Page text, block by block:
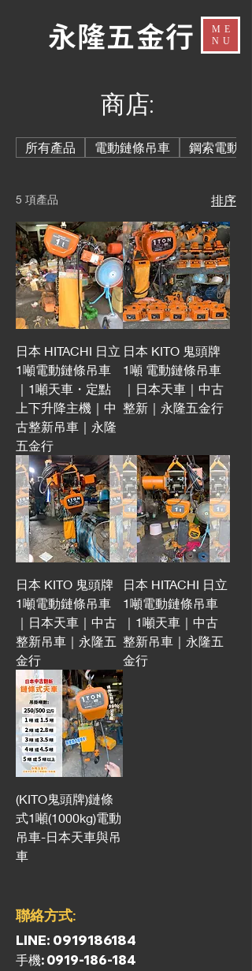
​永隆五金行​
ME
NU
​商店:
所有產品 電動鏈條吊車 鋼索電動吊
5 項產品 排序
日本 HITACHI 日立
1噸電動鏈條吊車
｜1噸天車・定點
上下升降主機｜中
古整新吊車｜永隆
五金行
日本 KITO 鬼頭牌
1噸 電動鏈條吊車
｜日本天車｜中古
整新｜永隆五金行
日本 KITO 鬼頭牌
1噸電動鏈條吊車
｜日本天車｜中古
整新吊車｜永隆五
金行
日本 HITACHI 日立
1噸電動鏈條吊車
｜1噸天車｜中古
整新吊車｜永隆五
金行
(KITO鬼頭牌)鏈條
式1噸(1000kg)電動
吊車-日本天車與吊
車
​聯絡方式:
​LINE: 0919186184
​手機: 0919-186-184